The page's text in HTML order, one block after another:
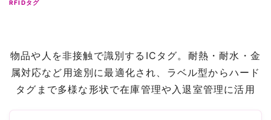
RFIDタグ
物品や人を非接触で識別するICタグ。耐熱・耐水・金
属対応など用途別に最適化され、ラベル型からハード
タグまで多様な形状で在庫管理や入退室管理に活用